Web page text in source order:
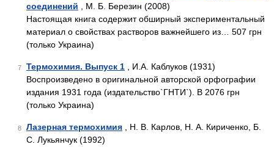
соединений , М. Б. Березин (2008)
Настоящая книга содержит обширный экспериментальный
материал о свойствах растворов важнейшего из… 507 грн
(только Украина)
7 Термохимия. Выпуск 1 , И.А. Каблуков (1931)
Воспроизведено в оригинальной авторской орфографии
издания 1931 года (издательство`ГНТИ`). В 2076 грн
(только Украина)
8 Лазерная термохимия , Н. В. Карлов, Н. А. Кириченко, Б.
С. Лукьянчук (1992)